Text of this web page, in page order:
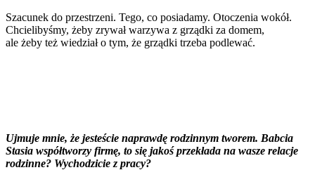
Szacunek do przestrzeni. Tego, co posiadamy. Otoczenia wokół.
Chcielibyśmy, żeby zrywał warzywa z grządki za domem,
ale żeby też wiedział o tym, że grządki trzeba podlewać.
Ujmuje mnie, że jesteście naprawdę rodzinnym tworem. Babcia
Stasia współtworzy firmę, to się jakoś przekłada na wasze relacje
rodzinne? Wychodzicie z pracy?